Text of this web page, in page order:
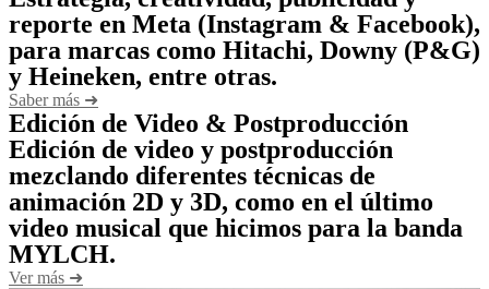
reporte en Meta (Instagram & Facebook),
para marcas como Hitachi, Downy (P&G)
y Heineken, entre otras.
Saber más ➜
Edición de Video & Postproducción
Edición de video y postproducción
mezclando diferentes técnicas de
animación 2D y 3D, como en el último
video musical que hicimos para la banda
MYLCH.
Ver más ➜